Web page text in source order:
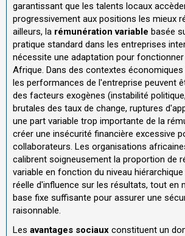
garantissant que les talents locaux
progressivement aux positions les mieux
ailleurs, la rémunération variable basée
pratique standard dans les entreprises
nécessite une adaptation pour
Afrique. Dans des contextes
les performances de l'entreprise peuvent
des facteurs exogènes (instabilité
brutales des taux de change, ruptures
une part variable trop importante de la
créer une insécurité financière excessive
collaborateurs. Les organisations
calibrent soigneusement la proportion de
variable en fonction du niveau
réelle d'influence sur les résultats, tout en
base fixe suffisante pour assurer une
raisonnable.
Les avantages sociaux constituent un